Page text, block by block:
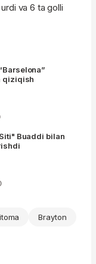
va 6 ta golli
qiziqish
Buaddi bilan
Brayton